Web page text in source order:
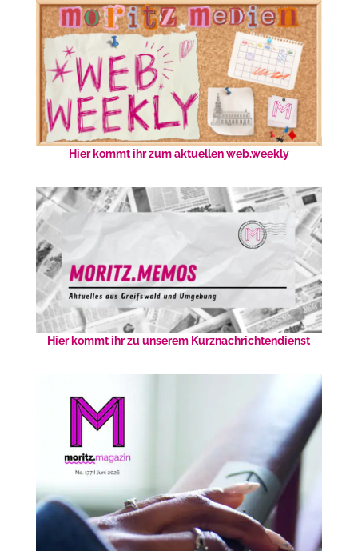
Hier kommt ihr zum aktuellen web.weekly
Hier kommt ihr zu unserem Kurznachrichtendienst